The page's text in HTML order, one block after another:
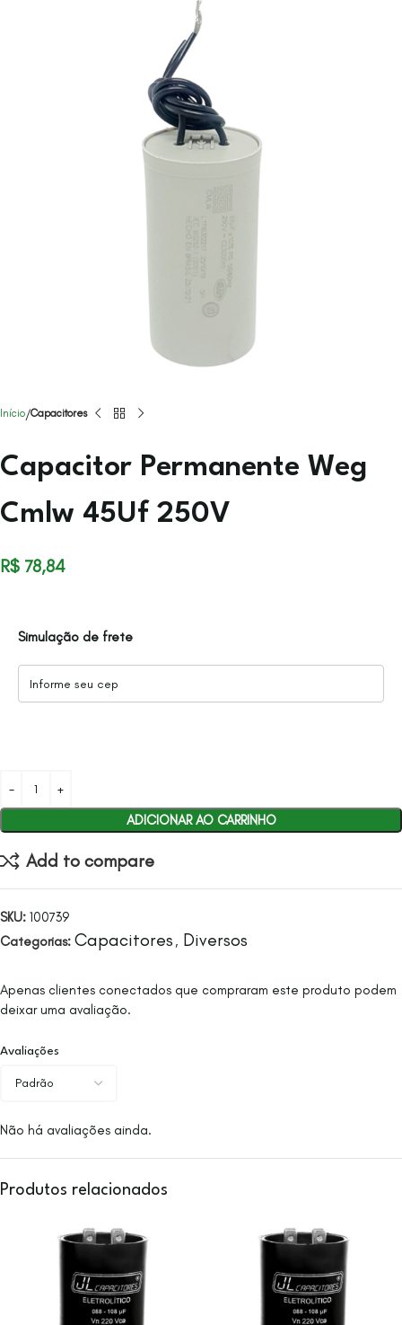
Início Capacitores
Capacitor Permanente Weg
Cmlw 45Uf 250V
R$ 78,84
Simulação de frete
ADICIONAR AO CARRINHO
Add to compare
SKU: 100739
Categorias: Capacitores , Diversos
Avaliações
Não há avaliações ainda.
Apenas clientes conectados que compraram este produto podem
deixar uma avaliação.
Produtos relacionados